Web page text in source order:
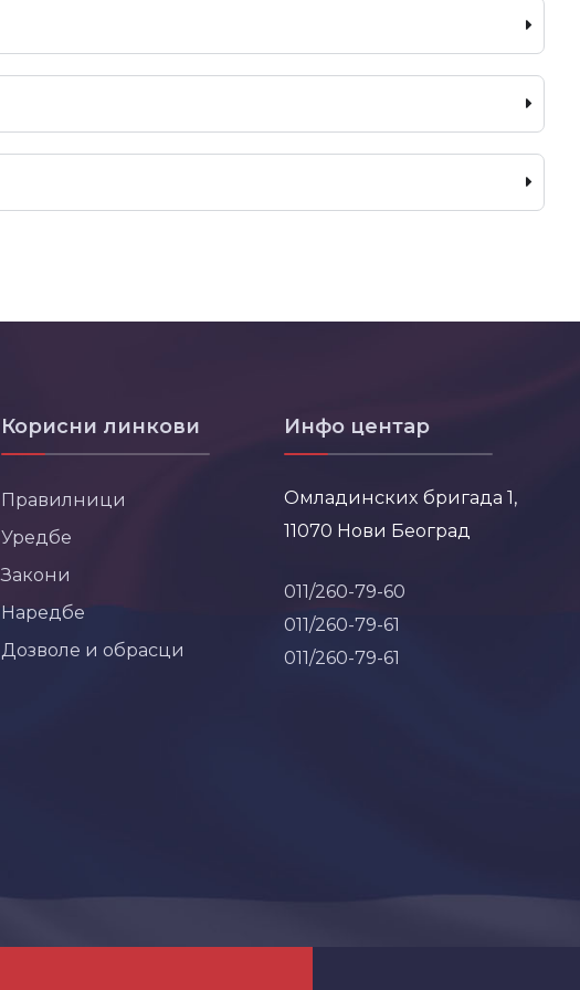
Корисни линкови
Правилници
Уредбе
Закони
Наредбе
Дозволе и обрасци
Инфо центар
Омладинских бригада 1,
11070 Нови Београд
011/260-79-60
011/260-79-61
011/260-79-61